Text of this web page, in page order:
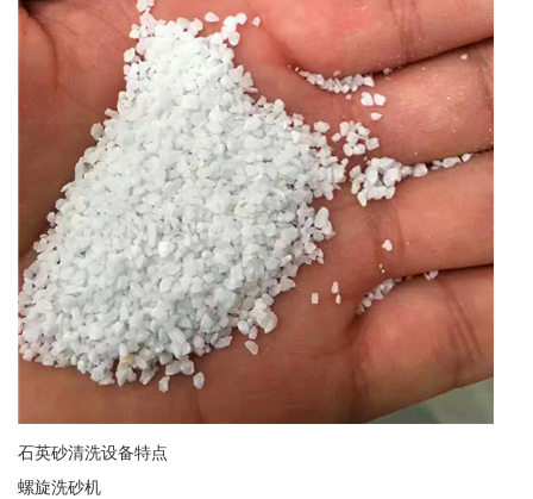
石英砂清洗设备特点
螺旋洗砂机